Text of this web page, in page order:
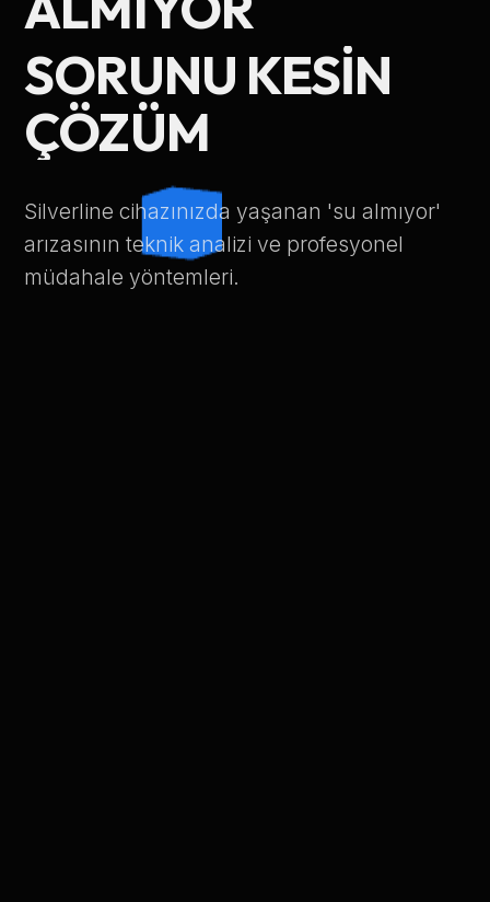
SORUNU KESIN
ÇÖZÜM
Silverline cihazınızda yaşanan 'su almıyor'
arızasının teknik analizi ve profesyonel
müdahale yöntemleri.
Telefon Numarası
Hizmet Türü
Servis Çağır